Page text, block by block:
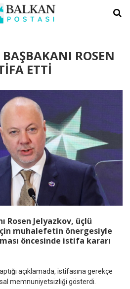
ROSEN
ETTİ
Rosen Jelyazkov, üçlü
muhalefetin önergesiyle
öncesinde istifa kararı
açıklamada, istifasına gerekçe
memnuniyetsizliği gösterdi.